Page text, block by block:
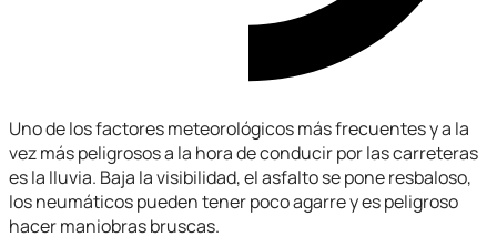
Uno de los factores meteorológicos más frecuentes y a la
vez más peligrosos a la hora de conducir por las carreteras
es la lluvia. Baja la visibilidad, el asfalto se pone resbaloso,
los neumáticos pueden tener poco agarre y es peligroso
hacer maniobras bruscas.